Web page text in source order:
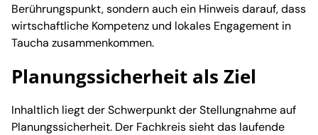
Berührungspunkt, sondern auch ein Hinweis darauf, dass
wirtschaftliche Kompetenz und lokales Engagement in
Taucha zusammenkommen.
Planungssicherheit als Ziel
Inhaltlich liegt der Schwerpunkt der Stellungnahme auf
Planungssicherheit. Der Fachkreis sieht das laufende